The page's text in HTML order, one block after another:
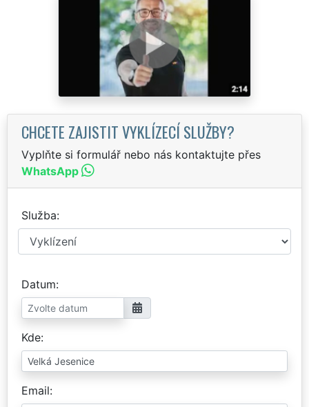
CHCETE ZAJISTIT VYKLÍZECÍ SLUŽBY?
Vyplňte si formulář nebo nás kontaktujte přes
WhatsApp
Služba
Datum
Kde
Email